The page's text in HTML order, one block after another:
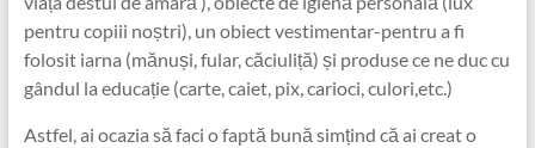
pentru copiii noștri), un obiect vestimentar-pentru a fi
folosit iarna (mănuși, fular, căciuliță) și produse ce ne duc cu
gândul la educație (carte, caiet, pix, carioci, culori,etc.)
Astfel, ai ocazia să faci o faptă bună simțind că ai creat o